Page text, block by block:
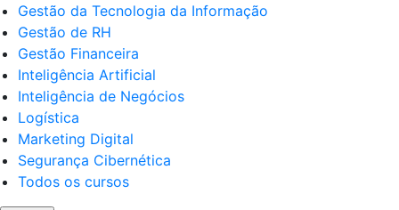
Gestão da Tecnologia da Informação
Gestão de RH
Gestão Financeira
Inteligência Artificial
Inteligência de Negócios
Logística
Marketing Digital
Segurança Cibernética
Todos os cursos